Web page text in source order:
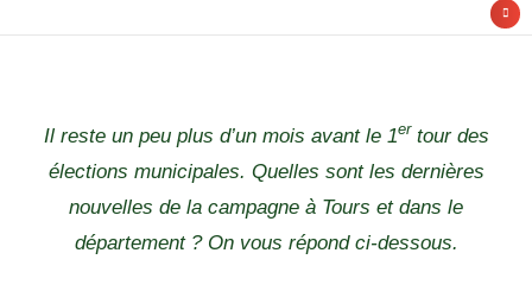
Il reste un peu plus d’un mois avant le 1ertour des
élections municipales. Quelles sont les dernières
nouvelles de la campagne à Tours et dans le
département ? On vous répond ci-dessous.